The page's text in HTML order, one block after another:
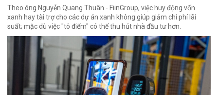
Theo ông Nguyễn Quang Thuân - FiinGroup, việc huy động vốn
xanh hay tài trợ cho các dự án xanh không giúp giảm chi phí lãi
suất; mặc dù việc "tô điểm" có thể thu hút nhà đầu tư hơn.